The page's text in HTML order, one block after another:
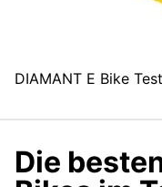
DIAMANT E Bike Test
Die